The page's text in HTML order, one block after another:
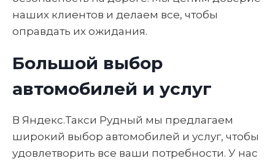
наших клиентов и делаем все, чтобы
оправдать их ожидания.
Большой выбор
автомобилей и услуг
В Яндекс.Такси Рудный мы предлагаем
широкий выбор автомобилей и услуг, чтобы
удовлетворить все ваши потребности. У нас